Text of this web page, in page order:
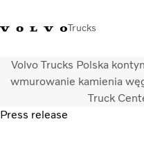
Trucks
+48 22 383 45 00Sklep Volvo
Rozwiązania transportowe
Volvo Trucks Polska
wmurowanie kamienia
Truck
Press release